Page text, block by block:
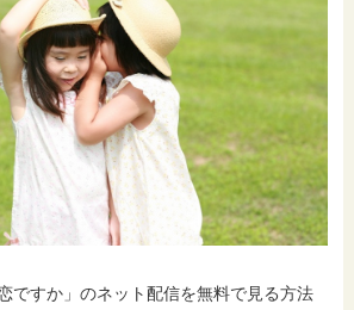
ですか」のネット配信を無料で見る方法